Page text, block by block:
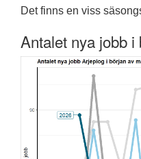
Det finns en viss
Antalet nya jobb i